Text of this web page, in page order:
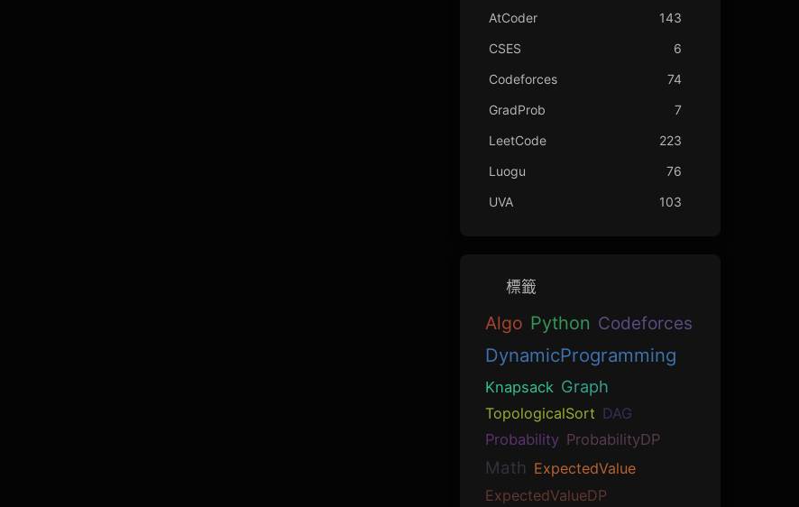
AtCoder
143
CSES
6
Codeforces
74
GradProb
7
LeetCode
223
Luogu
76
UVA
103
標籤
Algo Python Codeforces
DynamicProgramming
Knapsack Graph
TopologicalSort DAG
Probability ProbabilityDP
Math ExpectedValue
ExpectedValueDP